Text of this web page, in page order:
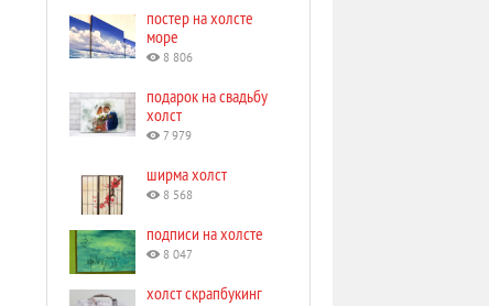
постер на холсте
море
8 806
подарок на свадьбу
холст
7 979
ширма холст
8 568
подписи на холсте
8 047
холст скрапбукинг